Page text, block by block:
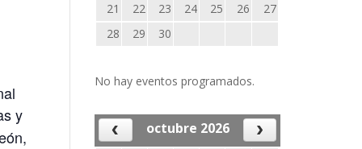
y
21
22 23 24 25 26
27
28
29 30
No hay eventos programados.
octubre 2026